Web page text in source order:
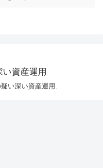
い資産運用
い深い資産運用.